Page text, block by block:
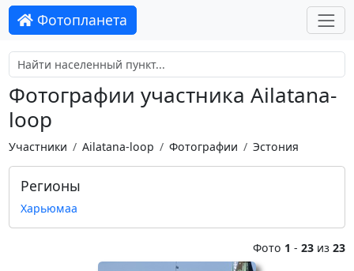
Фотопланета
Фотографии участника Ailatana-
loop
Участники Ailatana-loop Фотографии Эстония
Регионы
Харьюмаа
Фото 1 -23 из23